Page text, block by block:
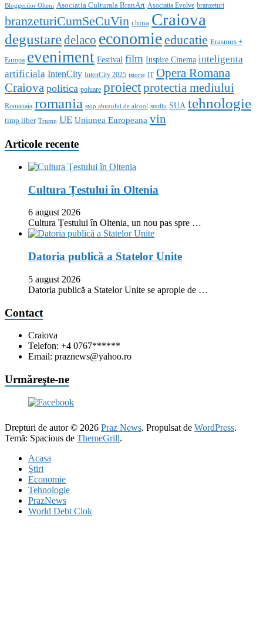
Bloggerilor Olteni Asociatia Culturala BranArt Asociatia Evolve branzeturi
branzeturiCumSeCuVin china Craiova
degustaredelaco economieeducatie Erasmus +
Europa eveniment Festival film Inspire Cinema inteligenta
artificiala IntenCity IntenCity 2025 istorie IT Opera Romana
Craiova politica poluare proiectprotectia mediului
Romanaia romania stop abuzului de alcool studiu SUA tehnologie
timp liber Trump UE Uniunea Europeana vin
Articole recente
Cultura Țestului în Oltenia
6 august 2026
Cultura Țestului în Oltenia, un nou pas spre …
Datoria publică a Statelor Unite
5 august 2026
Datoria publică a Statelor Unite se apropie de …
Contact
Craiova
Telefon: +4 0767******
Email: praznews@yahoo.ro
Urmăreşte-ne
Drepturi de autor © 2026 Praz News. Propulsat de WordPress.
Temă: Spacious de ThemeGrill.
Acasa
Ştiri
Economie
Tehnologie
PrazNews
World Debt Clok